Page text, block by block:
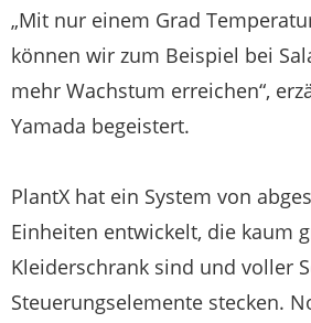
„Mit nur einem Grad
können wir zum Beispiel bei
mehr Wachstum erreichen“,
Yamada begeistert.
PlantX hat ein System von
Einheiten entwickelt, die kaum
Kleiderschrank sind und voller
Steuerungselemente stecken.